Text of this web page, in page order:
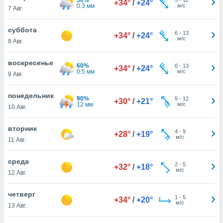
действия
рекламу
нашей
cookie
cookie
в
нашего
7 Авг.
0.3 мм
+34° / +24°
м/с
суббота
8 Авг.
+34° / +24° 6- 13
м/с
воскресенье
9 Авг.
60%
0.5 мм
+34° / +24° 6- 13
м/с
понедельник
10 Авг.
90%
12 мм
+30° / +21° 5- 12
м/с
вторник
11 Авг.
+28° / +19° 4- 9
м/с
среда
12 Авг.
+32° / +18° 2- 5
м/с
четверг
13 Авг.
+34° / +20° 1 - 5
м/с